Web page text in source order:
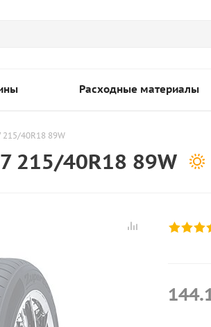
Расходные материалы
40R18 89W
215/40R18 89W